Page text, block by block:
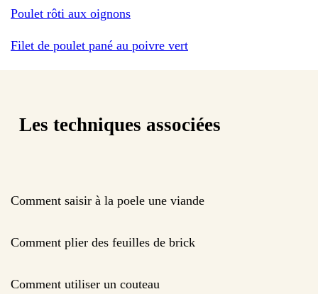
Poulet rôti aux oignons
Filet de poulet pané au poivre vert
Les techniques associées
Comment saisir à la poele une viande
Comment plier des feuilles de brick
Comment utiliser un couteau